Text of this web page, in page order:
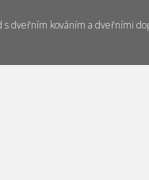
s dveřním kováním a dveřními